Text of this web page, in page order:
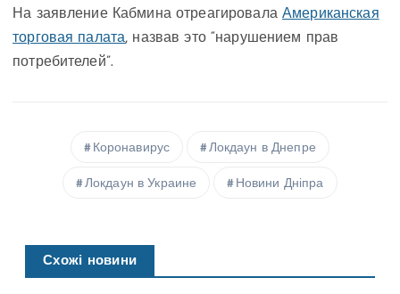
На заявление Кабмина отреагировалаАмериканская
торговая палата, назвав это “нарушением прав
потребителей”.
Коронавирус Локдаун в Днепре
Локдаун в Украине Новини Дніпра
Схожі новини